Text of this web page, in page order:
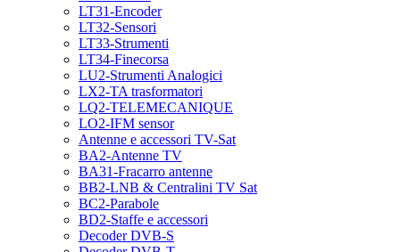
LT31-Encoder
LT32-Sensori
LT33-Strumenti
LT34-Finecorsa
LU2-Strumenti Analogici
LX2-TA trasformatori
LQ2-TELEMECANIQUE
LO2-IFM sensor
Antenne e accessori TV-Sat
BA2-Antenne TV
BA31-Fracarro antenne
BB2-LNB & Centralini TV Sat
BC2-Parabole
BD2-Staffe e accessori
Decoder DVB-S